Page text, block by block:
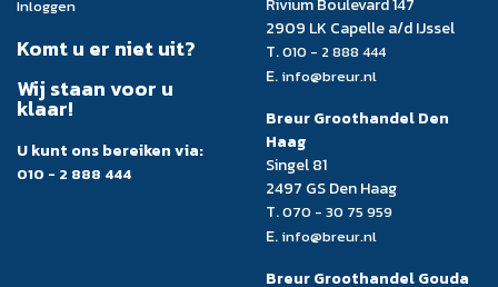
Inloggen
Komt u er niet uit?
Wij staan voor u
klaar!
U kunt ons bereiken via:
010 - 2 888 444
2909 LK Capelle a/d IJssel
T.010 - 2 888 444
E. info@breur.nl
Breur Groothandel Den
Haag
Singel 81
2497 GS Den Haag
T.070 - 30 75 959
E. info@breur.nl
Breur Groothandel Gouda